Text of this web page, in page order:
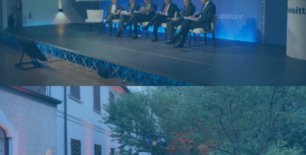
Eventi aziendali
NT studio